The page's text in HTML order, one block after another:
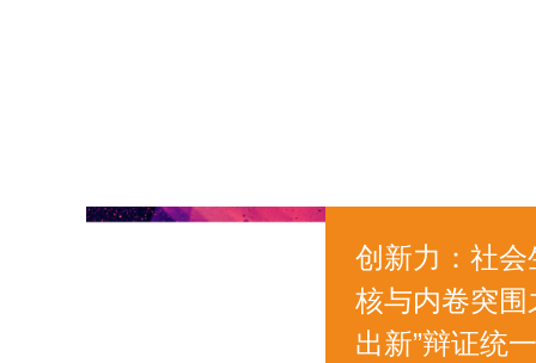
创新力：社
核与内卷突
出新”辩证统